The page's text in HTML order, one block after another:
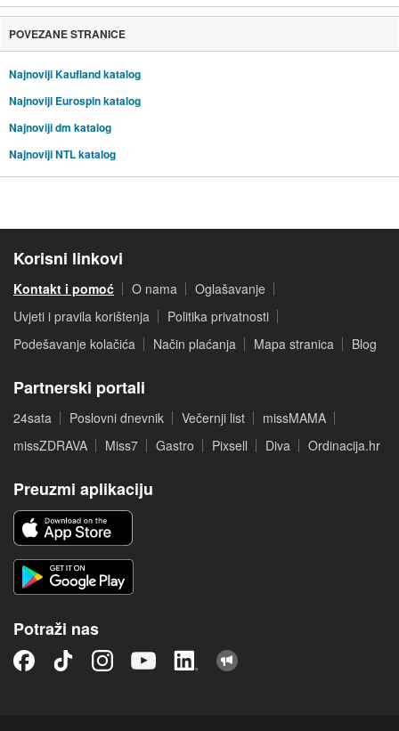
POVEZANE STRANICE
Najnoviji Kaufland katalog
Najnoviji Eurospin katalog
Najnoviji dm katalog
Najnoviji NTL katalog
Korisni linkovi
Kontakt i pomoć O nama
Oglašavanje
Uvjeti i pravila korištenja
Politika privatnosti
Podešavanje kolačića
Način plaćanja Mapa stranica Blog
Partnerski portali
24sata Poslovni dnevnik Večernji list
missMAMA
missZDRAVA
Miss7 Gastro Pixsell Diva Ordinacija.hr
Preuzmi aplikaciju
Potraži nas